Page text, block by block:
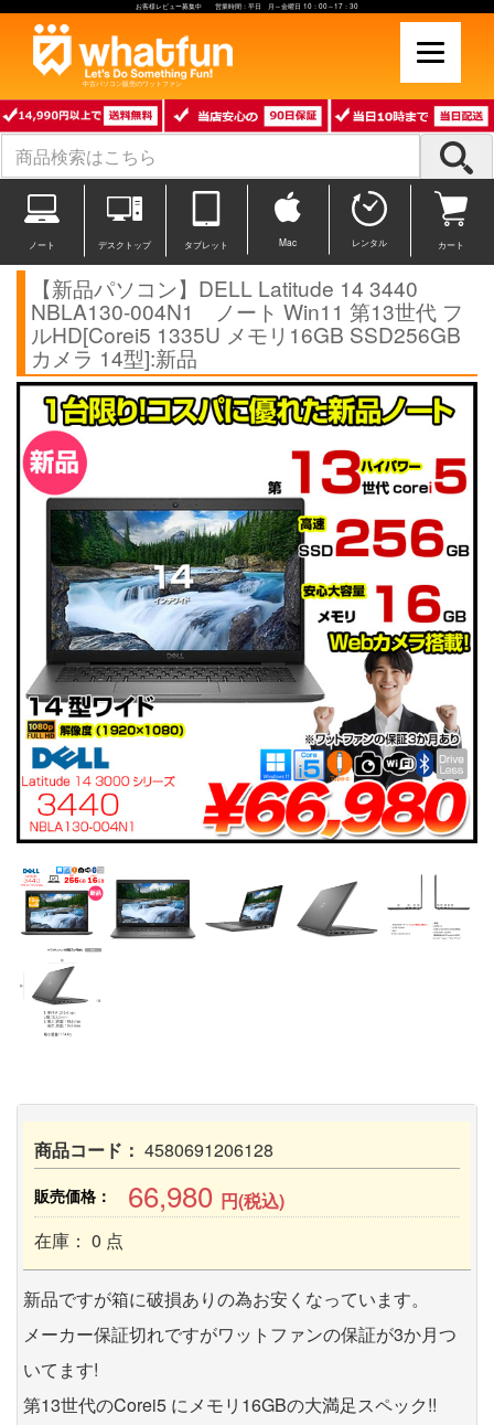
お客様レビュー募集中 営業時間：平日 月～金曜日 10：00～17：30
中古パソコン販売のワットファン
ノート デスクトップ タブレット Mac レンタル カート
【新品パソコン】DELL Latitude 14 3440
NBLA130-004N1 ノート Win11 第13世代 フ
ルHD[Corei5 1335U メモリ16GB SSD256GB
カメラ 14型]:新品
商品コード： 4580691206128
販売価格： 66,980 円(税込)
在庫： 0 点
新品ですが箱に破損ありの為お安くなっています。
メーカー保証切れですがワットファンの保証が3か月つ
いてます!
第13世代のCorei5 にメモリ16GBの大満足スペック!!